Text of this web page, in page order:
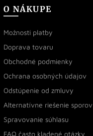
O NÁKUPE
Možnosti platby
Doprava tovaru
Obchodné podmienky
Ochrana osobných údajov
Odstúpenie od zmluvy
Alternatívne riešenie sporov
Spravovanie súhlasu
FAQ často kladené otázky